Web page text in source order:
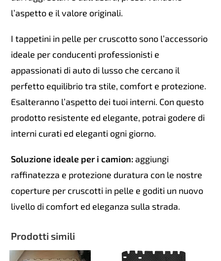
l’aspetto e il valore originali.
I tappetini in pelle per cruscotto sono l’accessorio
ideale per conducenti professionisti e
appassionati di auto di lusso che cercano il
perfetto equilibrio tra stile, comfort e protezione.
Esalteranno l’aspetto dei tuoi interni. Con questo
prodotto resistente ed elegante, potrai godere di
interni curati ed eleganti ogni giorno.
Soluzione ideale per i camion: aggiungi
raffinatezza e protezione duratura con le nostre
coperture per cruscotti in pelle e goditi un nuovo
livello di comfort ed eleganza sulla strada.
Prodotti simili